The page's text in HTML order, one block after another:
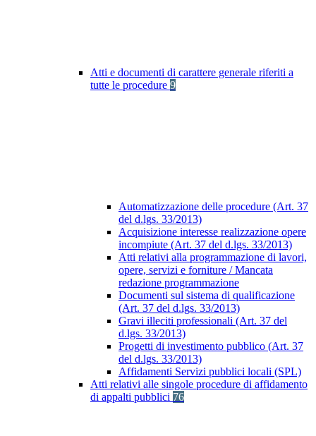
Atti e documenti di carattere generale riferiti a
tutte le procedure 9
Automatizzazione delle procedure (Art. 37
del d.lgs. 33/2013)
Acquisizione interesse realizzazione opere
incompiute (Art. 37 del d.lgs. 33/2013)
Atti relativi alla programmazione di lavori,
opere, servizi e forniture / Mancata
redazione programmazione
Documenti sul sistema di qualificazione
(Art. 37 del d.lgs. 33/2013)
Gravi illeciti professionali (Art. 37 del
d.lgs. 33/2013)
Progetti di investimento pubblico (Art. 37
del d.lgs. 33/2013)
Affidamenti Servizi pubblici locali (SPL)
Atti relativi alle singole procedure di affidamento
di appalti pubblici 76